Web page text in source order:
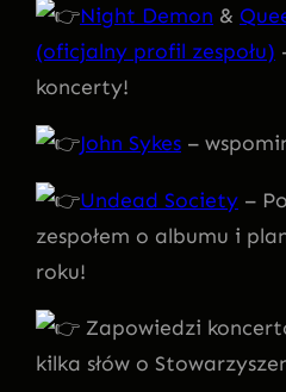
Night Demon &
(oficjalny profil zespołu)
koncerty!
John Sykes –
Undead Society –
zespołem o albumu i
roku!
Zapowiedzi
kilka słów o